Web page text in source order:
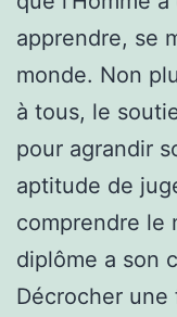
apprendre, se
monde. Non
à tous, le
pour agrandir
aptitude de
comprendre le
diplôme a son
Décrocher